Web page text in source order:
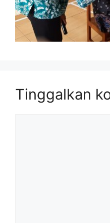
Tinggalkan